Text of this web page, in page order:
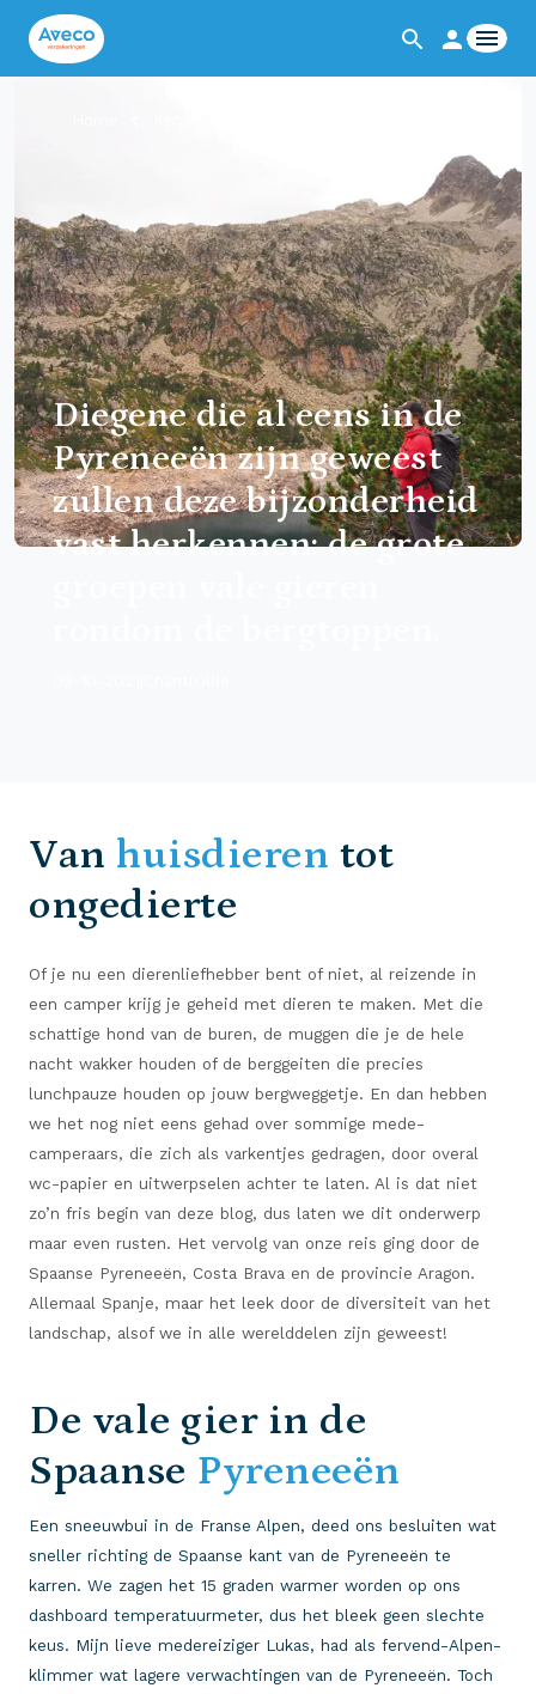
Diegene die al eens in de
Pyreneeën zijn geweest
zullen deze bijzonderheid
vast herkennen: de grote
Van huisdieren tot
ongedierte
Of je nu een dierenliefhebber bent of niet, al reizende in
een camper krijg je geheid met dieren te maken. Met die
schattige hond van de buren, de muggen die je de hele
nacht wakker houden of de berggeiten die precies
lunchpauze houden op jouw bergweggetje. En dan hebben
we het nog niet eens gehad over sommige mede-
camperaars, die zich als varkentjes gedragen, door overal
wc-papier en uitwerpselen achter te laten. Al is dat niet
zo’n fris begin van deze blog, dus laten we dit onderwerp
maar even rusten. Het vervolg van onze reis ging door de
Spaanse Pyreneeën, Costa Brava en de provincie Aragon.
Allemaal Spanje, maar het leek door de diversiteit van het
landschap, alsof we in alle werelddelen zijn geweest!
De vale gier in de
Spaanse Pyreneeën
Een sneeuwbui in de Franse Alpen, deed ons besluiten wat
sneller richting de Spaanse kant van de Pyreneeën te
karren. We zagen het 15 graden warmer worden op ons
dashboard temperatuurmeter, dus het bleek geen slechte
keus. Mijn lieve medereiziger Lukas, had als fervend-Alpen-
klimmer wat lagere verwachtingen van de Pyreneeën. Toch